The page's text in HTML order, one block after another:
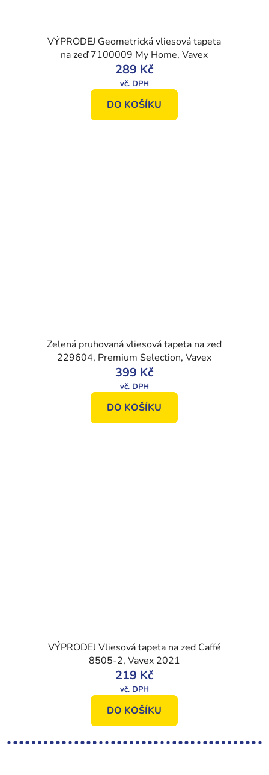
VÝPRODEJ Geometrická vliesová tapeta
na zeď 7100009 My Home, Vavex
289 Kč
DO KOŠÍKU
Zelená pruhovaná vliesová tapeta na zeď
229604, Premium Selection, Vavex
399 Kč
DO KOŠÍKU
VÝPRODEJ Vliesová tapeta na zeď Caffé
8505-2, Vavex 2021
219 Kč
DO KOŠÍKU